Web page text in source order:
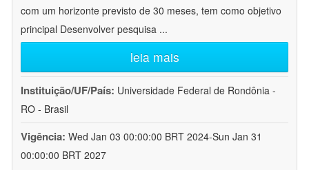
com um horizonte previsto de 30 meses, tem como objetivo
principal Desenvolver pesquisa ...
leia mais
Instituição/UF/País: Universidade Federal de Rondônia -
RO - Brasil
Vigência: Wed Jan 03 00:00:00 BRT 2024-Sun Jan 31
00:00:00 BRT 2027